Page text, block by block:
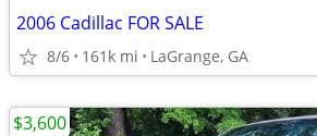
2006 Cadillac FOR SALE
8/6 161k mi LaGrange, GA
$3,600